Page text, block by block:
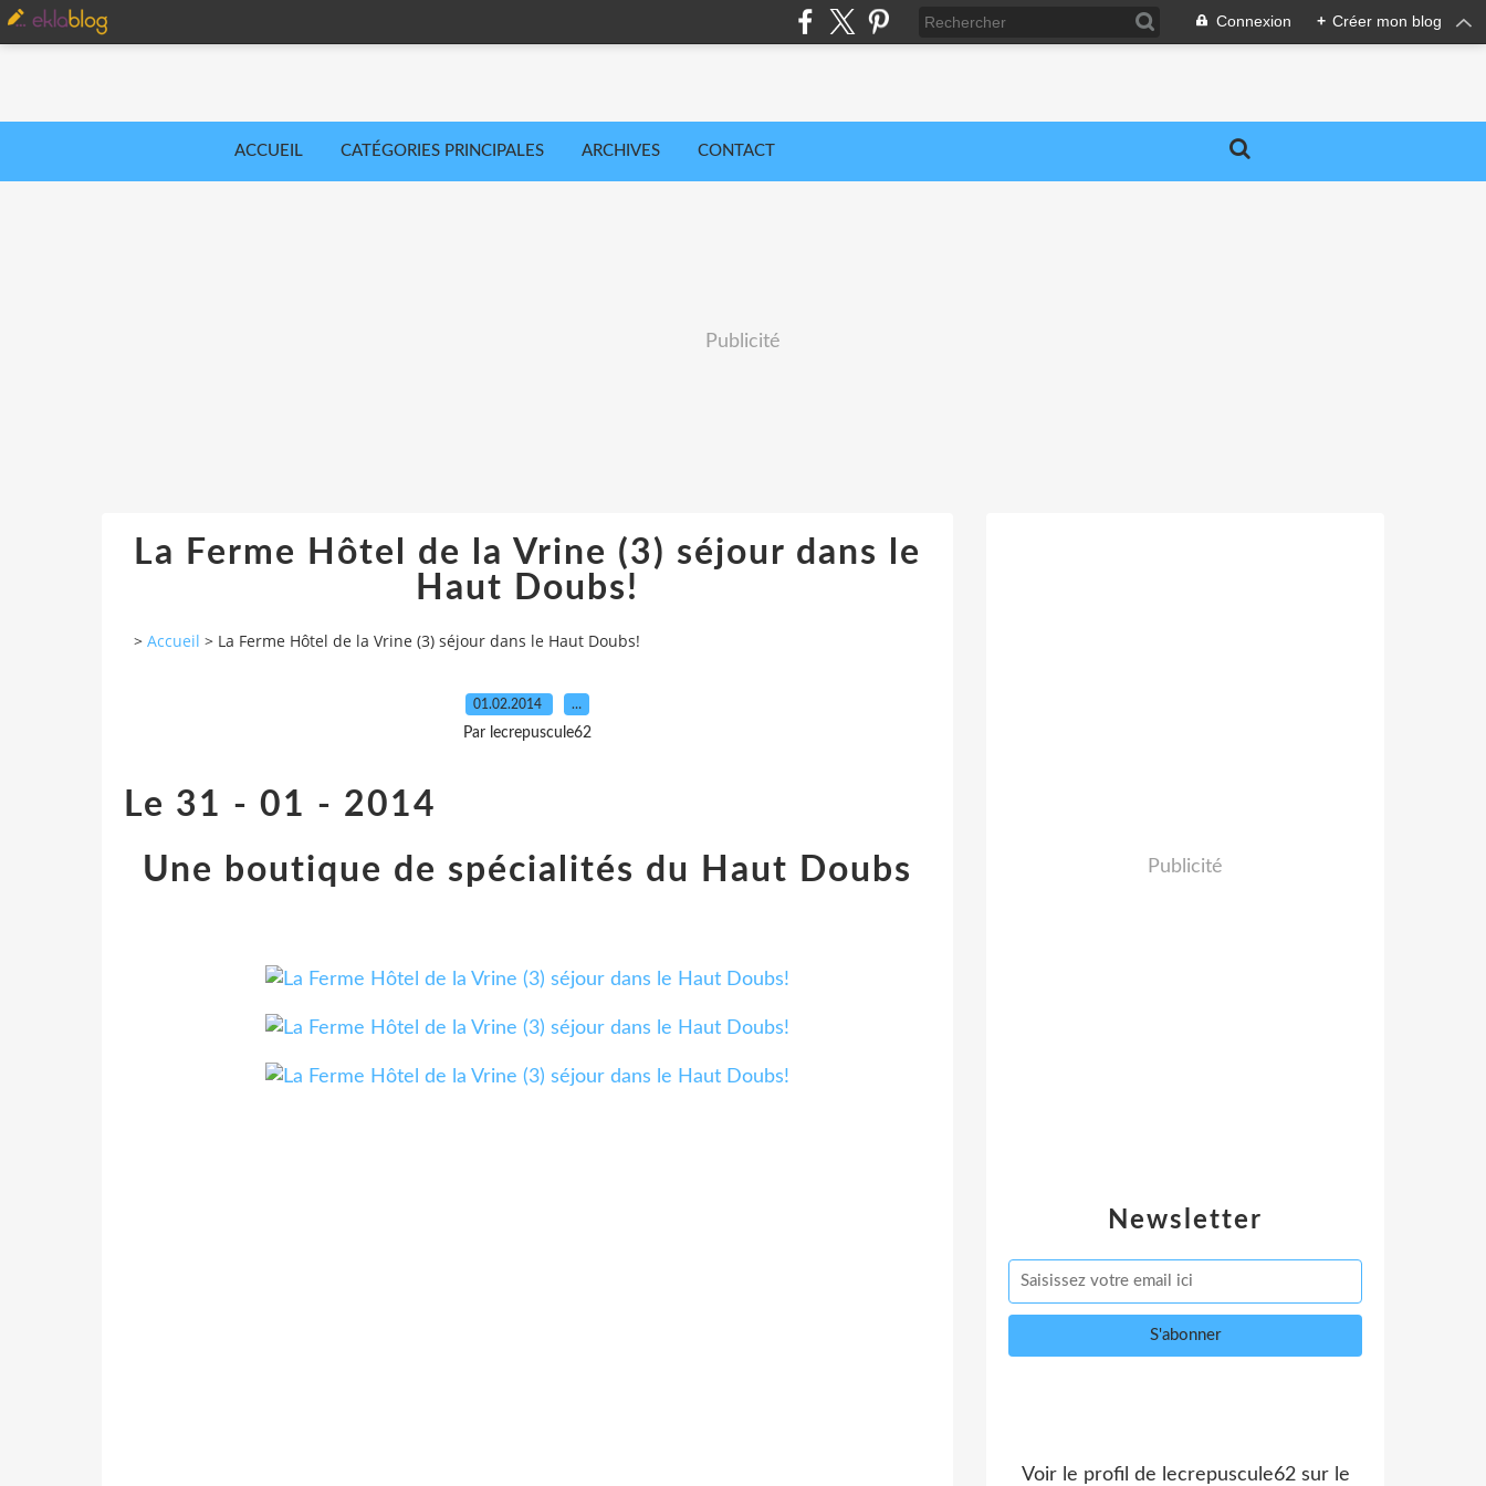
Connexion + Créer mon blog
ACCUEIL CATÉGORIES PRINCIPALES ARCHIVES CONTACT
Publicité
La Ferme Hôtel de la Vrine (3) séjour dans le
Haut Doubs!
> Accueil > La Ferme Hôtel de la Vrine (3) séjour dans le Haut Doubs!
01.02.2014 …
Par lecrepuscule62
Le 31 - 01 - 2014
Une boutique de spécialités du Haut Doubs
Newsletter
Publicité
Voir le profil de lecrepuscule62sur le